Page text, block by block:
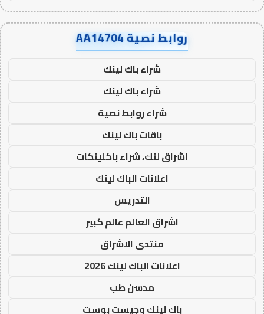
روابط نصية AA14704
شراء باك لينك
شراء باك لينك
شراء روابط نصية
باقات باك لينك
اشراق لنك، شراء باكلينكات
اعلانات الباك لينك
التدريس
اشراق العالم عالم كبير
منتدى الاشراق
اعلانات الباك لينك 2026
مدسن طب
باك لينك وجيست بوست